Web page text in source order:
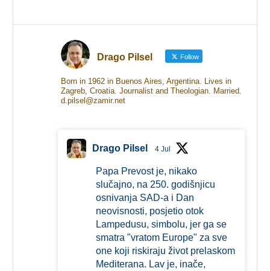
Drago Pilsel Follow
Born in 1962 in Buenos Aires, Argentina. Lives in
Zagreb, Croatia. Journalist and Theologian. Married.
d.pilsel@zamir.net
Drago Pilsel 4 Jul
Papa Prevost je, nikako
slučajno, na 250. godišnjicu
osnivanja SAD-a i Dan
neovisnosti, posjetio otok
Lampedusu, simbolu, jer ga se
smatra "vratom Europe" za sve
one koji riskiraju život prelaskom
Mediterana. Lav je, inače,